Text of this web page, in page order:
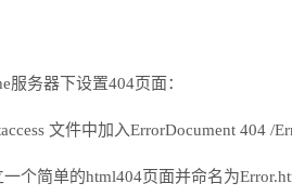
服务器下设置404页面：
文件中加入ErrorDocument 404 /
一个简单的html404页面并命名为